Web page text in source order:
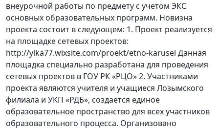
внеурочной работы по предмету с учетом ЭКС
основных образовательных программ. Новизна
проекта состоит в следующем: 1. Проект реализуется
на площадке сетевых проектов:
http://ylka77.wixsite.com/proekt/etno-karusel Данная
площадка специально разработана для проведения
сетевых проектов в ГОУ РК «РЦО» 2. Участниками
проекта являются учителя и учащиеся Лозымского
филиала и УКП «РДБ», создаётся единое
образовательное пространство для всех участников
образовательного процесса. Организовано